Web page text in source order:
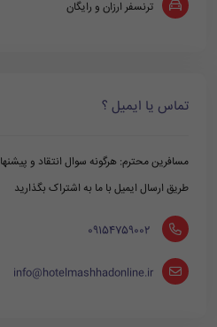
ترنسفر ارزان و رایگان
تماس یا ایمیل ؟
مسافرین محترم: هرگونه سوال انتقاد و
طریق ارسال ایمیل با ما به اشتراک بگذارید
‪ 09154759002
info@hotelmashhadonline.ir